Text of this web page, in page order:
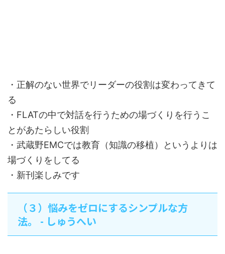
・正解のない世界でリーダーの役割は変わってきて
る
・FLATの中で対話を行うための場づくりを行うこ
とがあたらしい役割
・武蔵野EMCでは教育（知識の移植）というよりは
場づくりをしてる
・新刊楽しみです
（３）悩みをゼロにするシンプルな方
法。 - しゅうへい